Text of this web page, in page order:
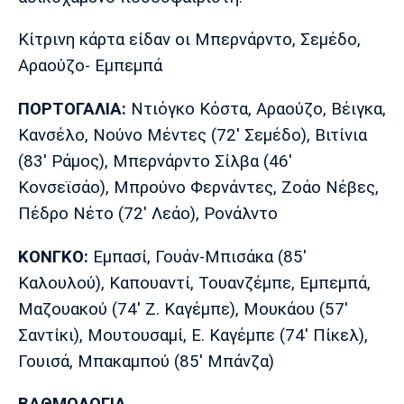
Κίτρινη κάρτα είδαν οι Μπερνάρντο, Σεμέδο,
Αραούζο- Εμπεμπά
ΠΟΡΤΟΓΑΛΙΑ: Ντιόγκο Κόστα, Αραούζο, Βέιγκα,
Κανσέλο, Νούνο Μέντες (72' Σεμέδο), Βιτίνια
(83' Ράμος), Μπερνάρντο Σίλβα (46'
Κονσεϊσάο), Μπρούνο Φερνάντες, Ζοάο Νέβες,
Πέδρο Νέτο (72' Λεάο), Ρονάλντο
ΚΟΝΓΚΟ: Εμπασί, Γουάν-Μπισάκα (85'
Καλουλού), Καπουαντί, Τουανζέμπε, Εμπεμπά,
Μαζουακού (74' Ζ. Καγέμπε), Μουκάου (57'
Σαντίκι), Μουτουσαμί, Ε. Καγέμπε (74' Πίκελ),
Γουισά, Μπακαμπού (85' Μπάνζα)